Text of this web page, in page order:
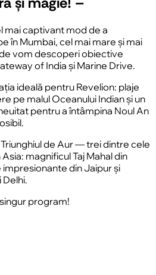
captivant mod de a
în Mumbai, cel mai mare și mai
vom descoperi obiective
of India și Marine Drive.
ideală pentru Revelion: plaje
pe malul Oceanului Indian și un
pentru a întâmpina Noul An
Triunghiul de Aur— trei dintre cele
magnificulTaj Mahaldin
impresionante dinJaipurși
Delhi.
program!